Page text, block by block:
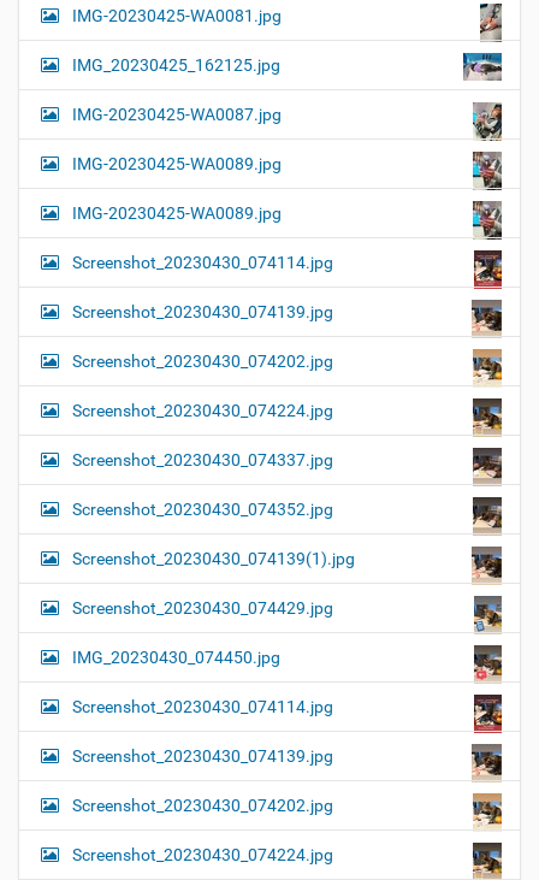
IMG-20230425-WA0081.jpg
IMG_20230425_162125.jpg
IMG-20230425-WA0087.jpg
IMG-20230425-WA0089.jpg
IMG-20230425-WA0089.jpg
Screenshot_20230430_074114.jpg
Screenshot_20230430_074139.jpg
Screenshot_20230430_074202.jpg
Screenshot_20230430_074224.jpg
Screenshot_20230430_074337.jpg
Screenshot_20230430_074352.jpg
Screenshot_20230430_074139(1).jpg
Screenshot_20230430_074429.jpg
IMG_20230430_074450.jpg
Screenshot_20230430_074114.jpg
Screenshot_20230430_074139.jpg
Screenshot_20230430_074202.jpg
Screenshot_20230430_074224.jpg